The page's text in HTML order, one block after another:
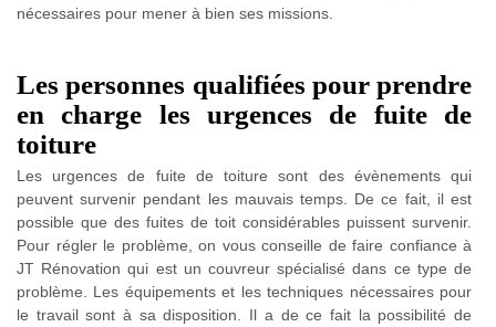
nécessaires pour mener à bien ses missions.
Les personnes qualifiées pour prendre
en charge les urgences de fuite de
toiture
Les urgences de fuite de toiture sont des évènements qui
peuvent survenir pendant les mauvais temps. De ce fait, il est
possible que des fuites de toit considérables puissent survenir.
Pour régler le problème, on vous conseille de faire confiance à
JT Rénovation qui est un couvreur spécialisé dans ce type de
problème. Les équipements et les techniques nécessaires pour
le travail sont à sa disposition. Il a de ce fait la possibilité de